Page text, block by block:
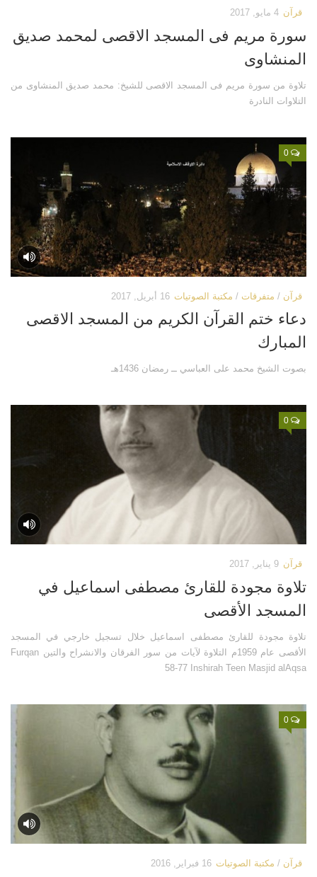
اتصل بنا
الموقع الأم
فيديو وثائقي عن بيت المقدس
فيديو تعليمي عن بيت المقدس
فيديوهات أخرى
مكتبة الصوتيات
قرآن
دروس علمية
برامج إذاعية
أناشيد
متفرقات
مكتبة الالعاب
قصص
أخرى
اتصل بنا
قرآن 4 مايو, 2017
سورة مريم فى المسجد الاقصى لمحمد صديق
المنشاوى
تلاوة من سورة مريم فى المسجد الاقصى للشيخ: محمد صديق المنشاوى من
التلاوات النادرة
0
قرآن / متفرقات / مكتبة الصوتيات 16 أبريل, 2017
دعاء ختم القرآن الكريم من المسجد الاقصى
المبارك
بصوت الشيخ محمد على العباسي ــ رمضان 1436هـ
0
قرآن 9 يناير, 2017
تلاوة مجودة للقارئ مصطفى اسماعيل في
المسجد الأقصى
تلاوة مجودة للقارئ مصطفى اسماعيل خلال تسجيل خارجي في المسجد
الأقصى عام 1959م التلاوة لآيات من سور الفرقان والانشراح والتين Furqan
58-77 Inshirah Teen Masjid alAqsa
0
قرآن / مكتبة الصوتيات 16 فبراير, 2016